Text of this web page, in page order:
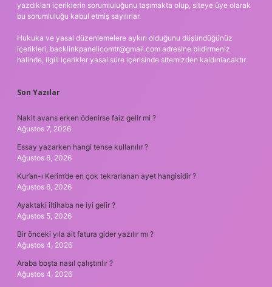
yazdıkları içeriklerin sorumluluğunu taşımakta olup, siteye üye olarak
bu sorumluluğu kabul etmiş sayılırlar.
Hukuka ve yasal düzenlemelere aykırı olduğunu düşündüğünüz
içerikleri, backlinkpanelicomtr@gmail.com adresine bildirmeniz
halinde, ilgili içerikler yasal süre içerisinde sitemizden kaldırılacaktır.
Son Yazılar
Nakit avans erken ödenirse faiz gelir mi ?
Ağustos 7, 2026
Essay yazarken hangi tense kullanılır ?
Ağustos 6, 2026
Kur’an-ı Kerim’de en çok tekrarlanan ayet hangisidir ?
Ağustos 6, 2026
Ayaktaki iltihaba ne iyi gelir ?
Ağustos 5, 2026
Bir önceki yıla ait fatura gider yazılır mı ?
Ağustos 4, 2026
Araba boşta nasıl çalıştırılır ?
Ağustos 4, 2026